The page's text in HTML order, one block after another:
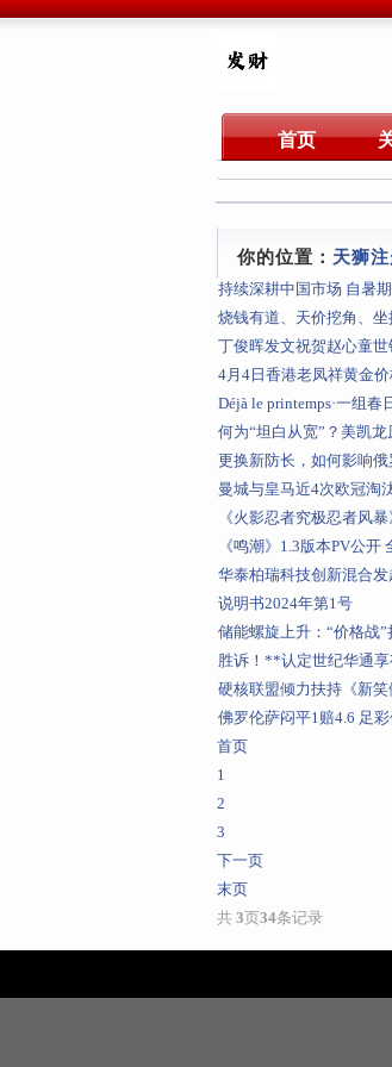
首页
你的位置： 天狮
持续深耕中国市场 自暑
烧钱有道、天价挖角、
丁俊晖发文祝贺赵心童
4月4日香港老凤祥黄金
Déjà le printemps·一组
何为“坦白从宽”？美凯
更换新防长，如何影响俄
曼城与皇马近4次欧冠淘
《火影忍者究极忍者风
《鸣潮》1.3版本PV公
华泰柏瑞科技创新混合
说明书2024年第1号
储能螺旋上升：“价格战
胜诉！**认定世纪华通
硬核联盟倾力扶持《新
佛罗伦萨闷平1赔4.6 足
首页
1
2
3
下一页
末页
共 3页34条记录